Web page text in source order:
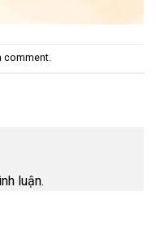
comment.
luận.